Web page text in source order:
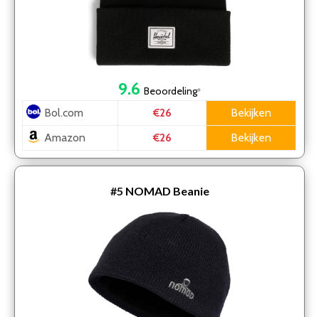
9.6 Beoordeling*
Bol.com €26
Bekijken
Amazon
€26 Bekijken
#5 NOMAD Beanie